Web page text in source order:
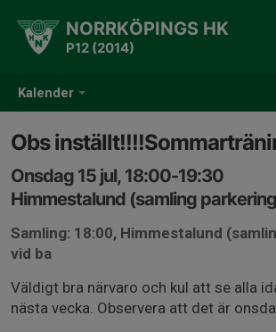
Kalender
NORRKÖPINGS HK
P12 (2014)
Obs
Onsdag 15 jul, 18:00-19:30
Himmestalund (samling
Samling: 18:00, Himmestalund
vid ba
Väldigt bra närvaro och kul att se alla
nästa vecka. Observera att det är